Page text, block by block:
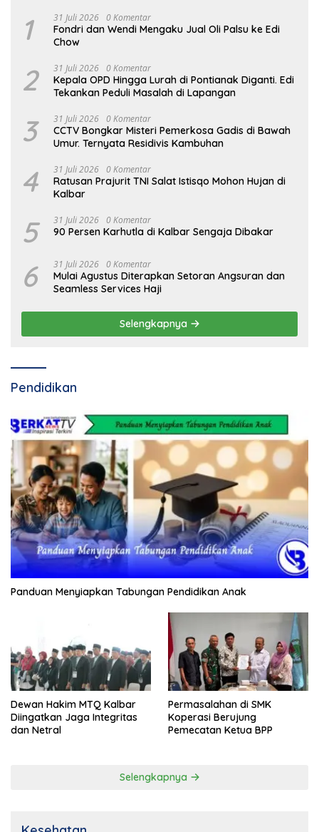
1 31 Juli 2026 0 Komentar
Fondri dan Wendi Mengaku Jual Oli Palsu ke Edi
Chow
2 31 Juli 2026 0 Komentar
Kepala OPD Hingga Lurah di Pontianak Diganti. Edi
Tekankan Peduli Masalah di Lapangan
3 31 Juli 2026 0 Komentar
CCTV Bongkar Misteri Pemerkosa Gadis di Bawah
Umur. Ternyata Residivis Kambuhan
4 31 Juli 2026 0 Komentar
Ratusan Prajurit TNI Salat Istisqo Mohon Hujan di
Kalbar
5 31 Juli 2026 0 Komentar
90 Persen Karhutla di Kalbar Sengaja Dibakar
6 31 Juli 2026 0 Komentar
Mulai Agustus Diterapkan Setoran Angsuran dan
Seamless Services Haji
Selengkapnya
Pendidikan
Panduan Menyiapkan Tabungan Pendidikan Anak
Dewan Hakim MTQ Kalbar
Diingatkan Jaga Integritas
dan Netral
Permasalahan di SMK
Koperasi Berujung
Pemecatan Ketua BPP
Selengkapnya